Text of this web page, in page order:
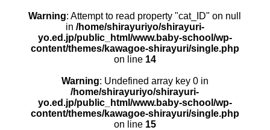
Warning: Attempt to read property "cat_ID" on null
in /home/shirayuriyo/shirayuri-
yo.ed.jp/public_html/www.baby-school/wp-
content/themes/kawagoe-shirayuri/single.php
on line 14
Warning: Undefined array key 0 in
/home/shirayuriyo/shirayuri-
yo.ed.jp/public_html/www.baby-school/wp-
content/themes/kawagoe-shirayuri/single.php
on line 15